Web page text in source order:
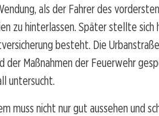
als der Fahrer des
zu hinterlassen. Später stellte sich
besteht. Die
Maßnahmen der Feuerwehr
untersucht.
muss nicht nur gut aussehen und